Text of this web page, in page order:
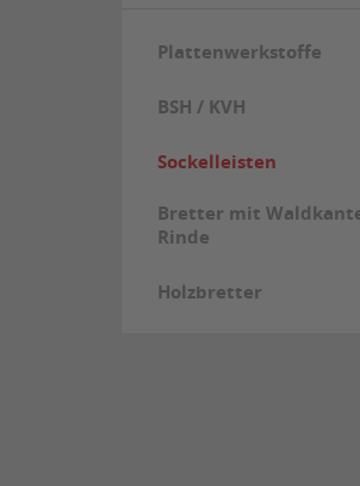
Plattenwerkstoffe
BSH / KVH
Sockelleisten
Bretter mit
Rinde
Holzbretter